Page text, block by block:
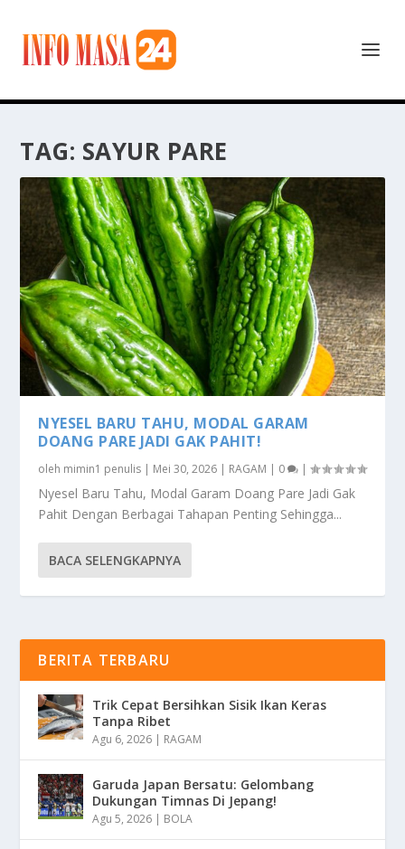
TAG: SAYUR PARE
NYESEL BARU TAHU, MODAL GARAM
DOANG PARE JADI GAK PAHIT!
oleh mimin1 penulis | Mei 30, 2026 | RAGAM | 0 |
Nyesel Baru Tahu, Modal Garam Doang Pare Jadi Gak
Pahit Dengan Berbagai Tahapan Penting Sehingga...
BACA SELENGKAPNYA
BERITA TERBARU
Trik Cepat Bersihkan Sisik Ikan Keras
Tanpa Ribet
Agu 6, 2026 | RAGAM
Garuda Japan Bersatu: Gelombang
Dukungan Timnas Di Jepang!
Agu 5, 2026 | BOLA